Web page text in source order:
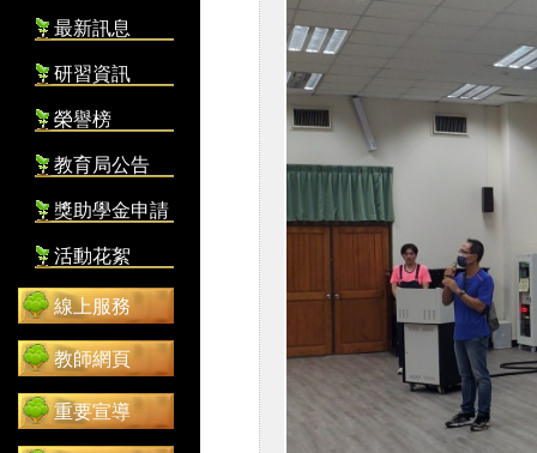
最新訊息
研習資訊
榮譽榜
教育局公告
獎助學金申請
活動花絮
線上服務
教師網頁
重要宣導